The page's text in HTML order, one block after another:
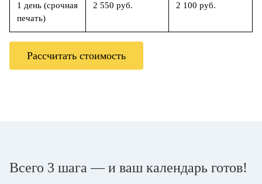
1 день (срочная
печать)
2 550 руб. 2 100 руб.
Рассчитать стоимость
Всего 3 шага — и ваш календарь готов!